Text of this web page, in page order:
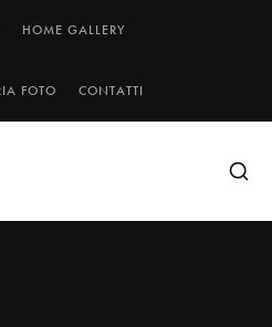
HOME GALLERY
FOTO CONTATTI